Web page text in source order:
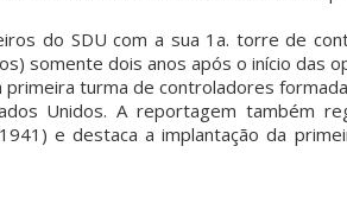
do SDU com a sua 1a. torre de
somente dois anos após o início das
turma de controladores
Unidos. A reportagem também
e destaca a implantação da